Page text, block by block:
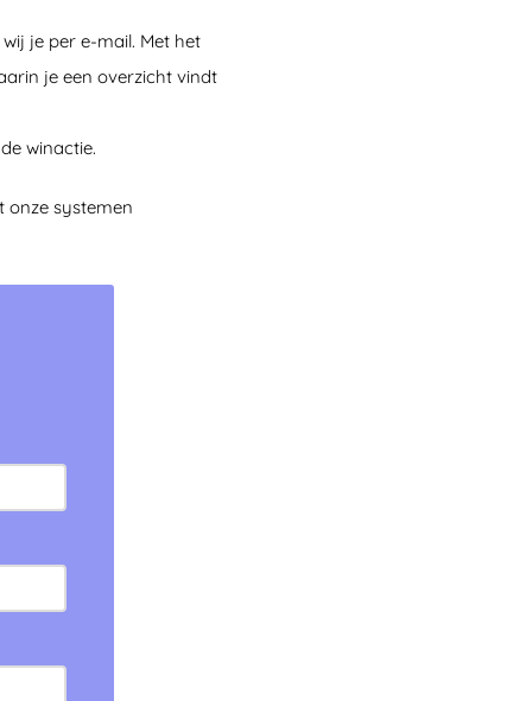
je per e-mail. Met het
je een overzicht vindt
winactie.
onze systemen